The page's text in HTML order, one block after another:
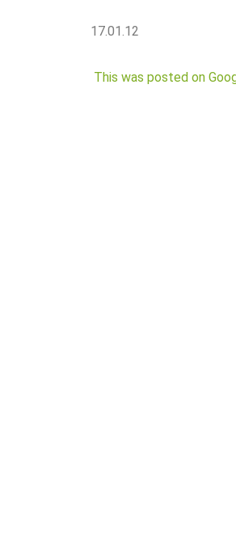
12 Jahre Google Trainer
17.01.12
This was posted on